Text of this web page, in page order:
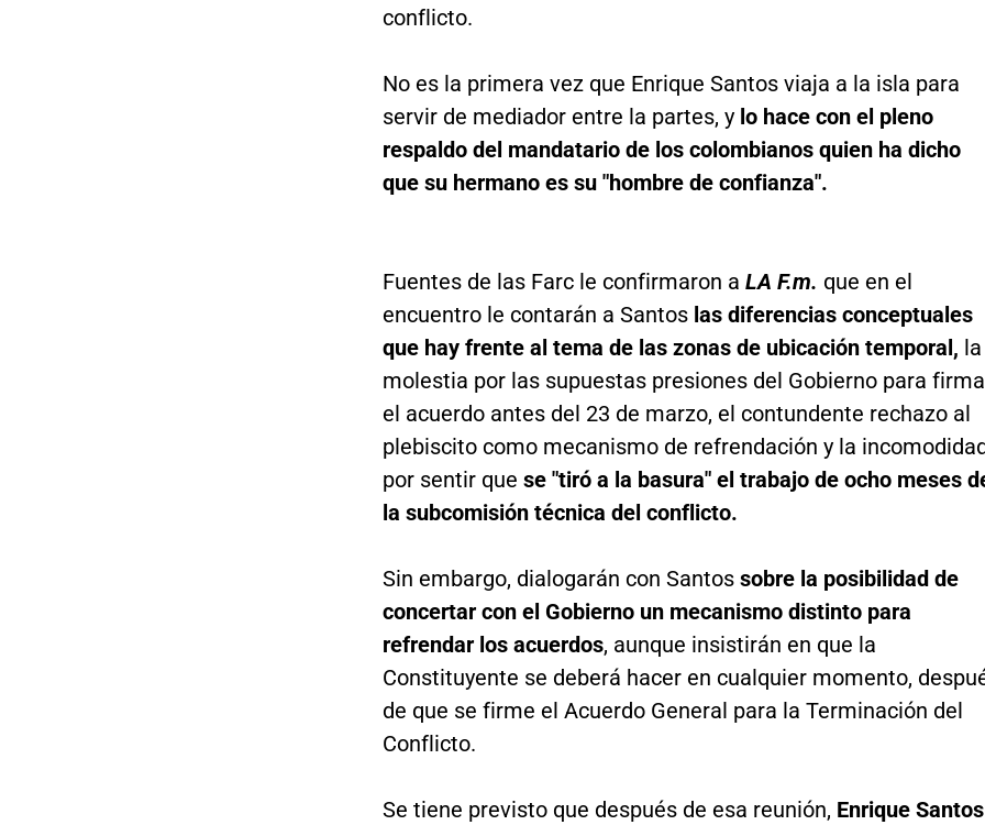
conflicto.
No es la primera vez que Enrique Santos viaja a la isla para
servir de mediador entre la partes, ylo hace con el pleno
respaldo del mandatario de los colombianos quien ha dicho
que su hermano es su "hombre de confianza".
Fuentes de las Farc le confirmaron a LA F.m. que en el
encuentro le contarán a Santoslas diferencias conceptuales
que hay frente al tema de las zonas de ubicación temporal, la
molestia por las supuestas presiones del Gobierno para
el acuerdo antes del 23 de marzo, el contundente rechazo al
plebiscito como mecanismo de refrendación y la
por sentir que se "tiró a la basura" el trabajo de ocho meses
la subcomisión técnica del conflicto.
Sin embargo, dialogarán con Santossobre la posibilidad de
concertar con el Gobierno un mecanismo distinto para
refrendar los acuerdos, aunque insistirán en que la
Constituyente se deberá hacer en cualquier momento,
de que se firme el Acuerdo General para la Terminación del
Conflicto.
Se tiene previsto que después de esa reunión, Enrique Santos